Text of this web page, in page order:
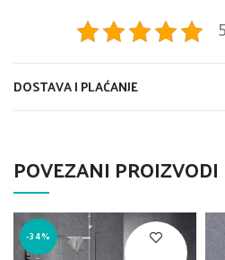
DOSTAVA I PLAĆANJE
POVEZANI PROIZVODI
-34%